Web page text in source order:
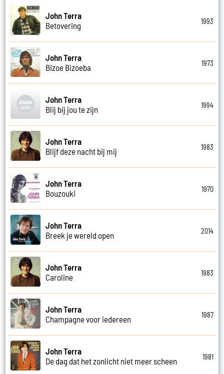
John Terra
Betovering
1993
John Terra
Bizoe Bizoeba
1973
John Terra
Blij bij jou te zijn
1994
John Terra
Blijf deze nacht bij mij
1983
John Terra
Bouzouki
1970
John Terra
Breek je wereld open
2014
John Terra
Caroline
1983
John Terra
Champagne voor iedereen
1987
John Terra
De dag dat het zonlicht niet meer scheen
1981